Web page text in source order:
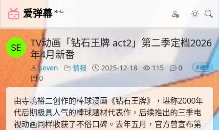
爱弹幕 Beta
TV动画「钻石王牌 act2」第二季定档2026
年4月新番
seven 情报 2025-12-18 115
0
0
#楼主
由寺嶋裕二创作的棒球漫画《钻石王牌》，堪称2000年
代后期极具人气的棒球题材代表作，后续推出的三季电
视动画同样收获了不俗口碑。去年五月，官方曾宣布第